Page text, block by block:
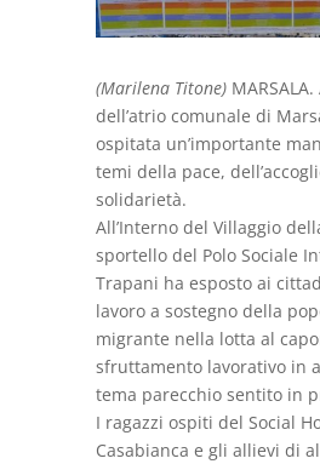
(Marilena Titone)MARSALA.
dell’atrio comunale di
ospitata un’importante
temi della pace,
solidarietà.
All’Interno del Villaggio
sportello del Polo Sociale
Trapani ha esposto ai
lavoro a sostegno della
migrante nella lotta al
sfruttamento lavorativo in
tema parecchio sentito in
I ragazzi ospiti del Social
Casabianca e gli allievi di